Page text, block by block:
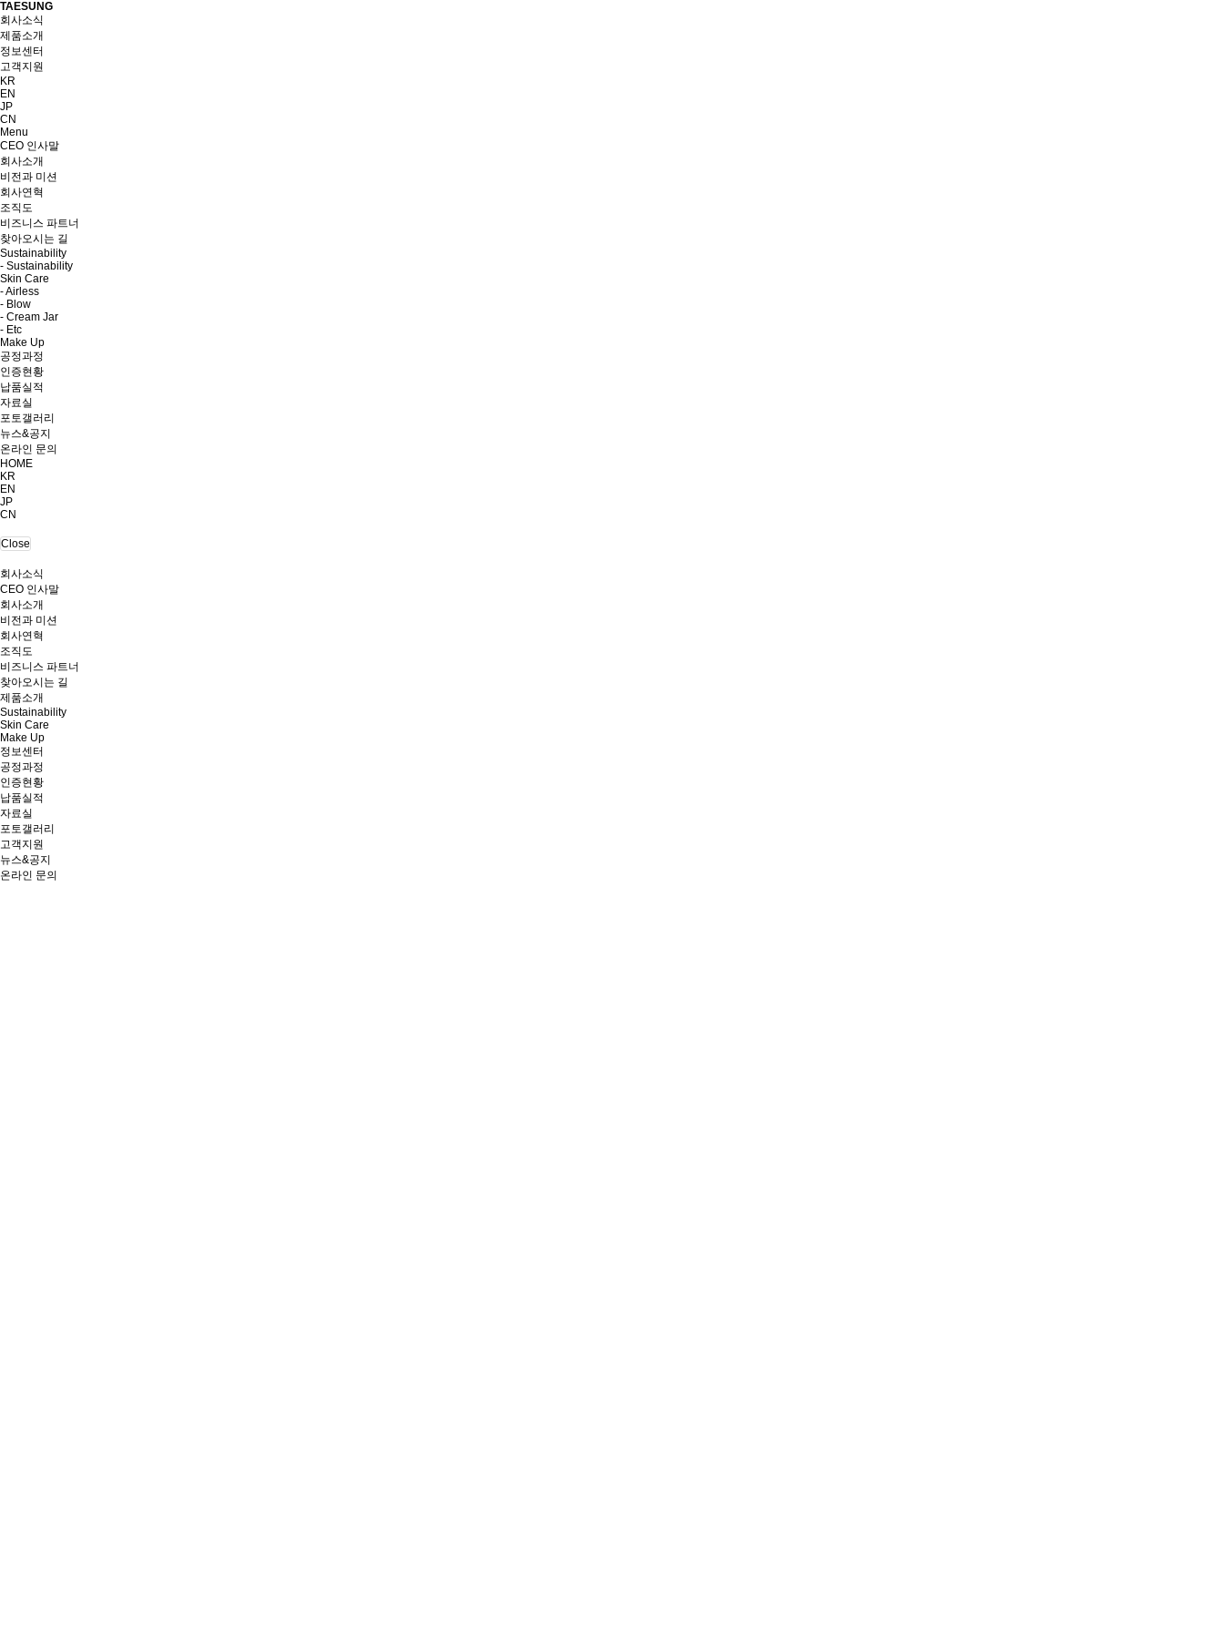
TAESUNG
회사소식
제품소개
정보센터
고객지원
KR
EN
JP
CN
Menu
CEO 인사말
회사소개
비전과 미션
회사연혁
조직도
비즈니스 파트너
찾아오시는 길
Sustainability
- Sustainability
Skin Care
- Airless
- Blow
- Cream Jar
- Etc
Make Up
공정과정
인증현황
납품실적
자료실
포토갤러리
뉴스&공지
온라인 문의
HOME
KR
EN
JP
CN
Close
회사소식
CEO 인사말
회사소개
비전과 미션
회사연혁
조직도
비즈니스 파트너
찾아오시는 길
제품소개
Sustainability
Skin Care
Make Up
정보센터
공정과정
인증현황
납품실적
자료실
포토갤러리
고객지원
뉴스&공지
온라인 문의